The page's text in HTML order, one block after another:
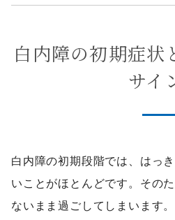
白内障の初期症状
サイ
白内障の初期段階では、はっ
いことがほとんどです。その
ないまま過ごしてしまいます